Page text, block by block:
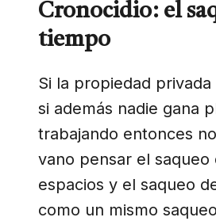
Cronocidio: el
tiempo
Si la propiedad
si además nadie gana
trabajando entonces
vano pensar el saqueo
espacios y el saqueo
como un mismo